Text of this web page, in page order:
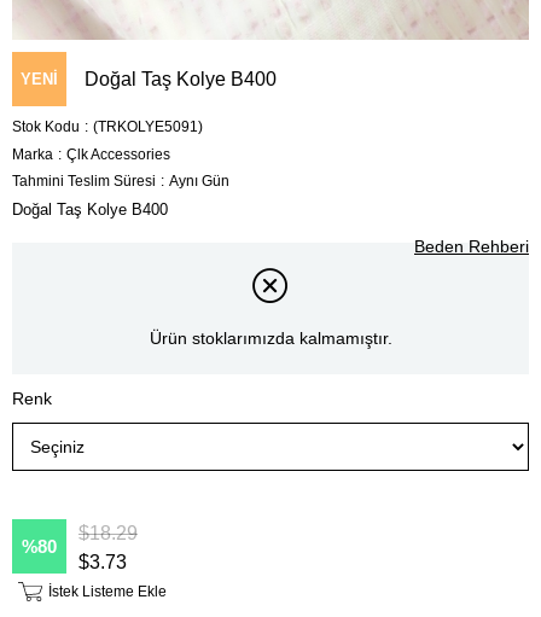
YENI
ÜRÜN
Doğal Taş Kolye B400
Stok Kodu
(TRKOLYE5091)
Marka : Çlk Accessories
Tahmini Teslim Süresi : Aynı Gün
Doğal Taş Kolye B400
Beden Rehberi
Ürün stoklarımızda kalmamıştır.
Renk
80
$18.29
$3.73
İstek Listeme Ekle